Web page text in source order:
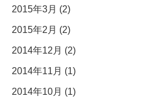
2015年3月 (2)
2015年2月 (2)
2014年12月 (2)
2014年11月 (1)
2014年10月 (1)